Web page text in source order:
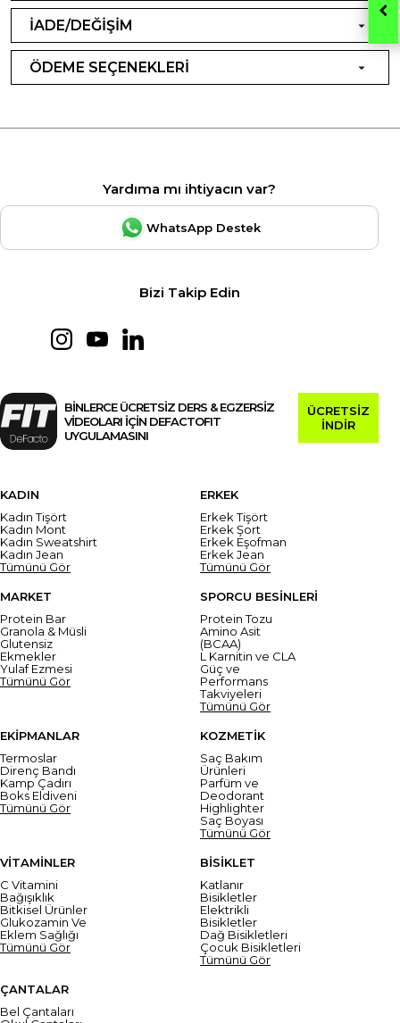
İADE/DEĞİŞİM
ÖDEME SEÇENEKLERİ
Yardıma mı ihtiyacın var?
WhatsApp Destek
Bizi Takip Edin
BİNLERCE ÜCRETSİZ DERS & EGZERSİZ
VİDEOLARI İÇİN DEFACTOFIT
UYGULAMASINI
ÜCRETSİZ
İNDİR
KADIN
Kadın Tişört
Kadın Mont
Kadın Sweatshirt
Kadın Jean
Tümünü Gör
ERKEK
Erkek Tişört
Erkek Şort
Erkek Eşofman
Erkek Jean
Tümünü Gör
MARKET
Protein Bar
Granola & Müsli
Glutensiz
Ekmekler
Yulaf Ezmesi
Tümünü Gör
SPORCU BESİNLERİ
Protein Tozu
Amino Asit
(BCAA)
L Karnitin ve CLA
Güç ve
Performans
Takviyeleri
Tümünü Gör
EKİPMANLAR
Termoslar
Direnç Bandı
Kamp Çadırı
Boks Eldiveni
Tümünü Gör
KOZMETİK
Saç Bakım
Ürünleri
Parfüm ve
Deodorant
Highlighter
Saç Boyası
Tümünü Gör
VİTAMİNLER
C Vitamini
Bağışıklık
Bitkisel Ürünler
Glukozamin Ve
Eklem Sağlığı
Tümünü Gör
BİSİKLET
Katlanır
Bisikletler
Elektrikli
Bisikletler
Dağ Bisikletleri
Çocuk Bisikletleri
Tümünü Gör
ÇANTALAR
Bel Çantaları